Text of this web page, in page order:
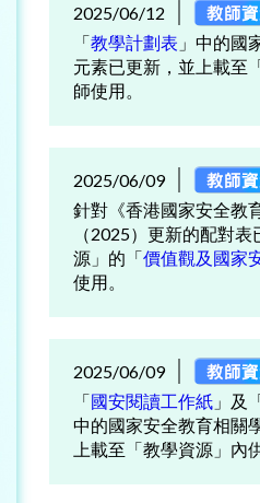
2025/06/12
「教學計劃表 」中的國
元素已更新，並上載至
師使用。
2025/06/09
針對《香港國家安全教
（2025）更新的配對
源」的「價值觀及國家
使用。
2025/06/09
「國安閱讀工作紙 」及
中的國家安全教育相關
上載至「教學資源」內